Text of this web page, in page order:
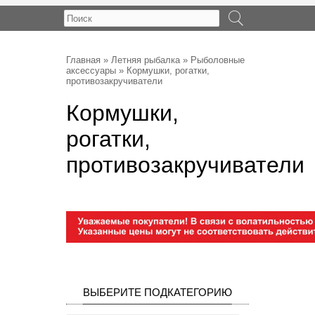
Главная » Летняя рыбалка» Рыболовные
аксессуары » Кормушки, рогатки,
противозакручиватели
Кормушки,
рогатки,
противозакручиватели
ВЫБЕРИТЕ ПОДКАТЕГОРИЮ